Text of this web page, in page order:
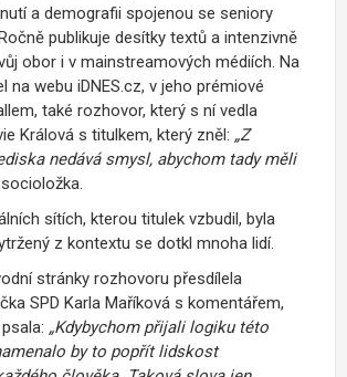
a demografii spojenou se seniory
publikuje desítky textů a intenzivně
obor i v mainstreamových médiích. Na
na webu iDNES.cz, v jeho prémiové
také rozhovor, který s ní vedla
Králová s titulkem, který zněl: „Z
nedává smysl, abychom tady měli
sítích, kterou titulek vzbudil, byla
z kontextu se dotkl mnoha lidí.
stránky rozhovoru přesdílela
SPD Karla Maříková s komentářem,
„Kdybychom přijali logiku této
by to popřít lidskost